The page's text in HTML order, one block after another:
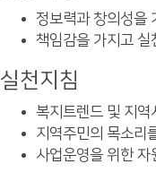
정보력과 창의성을
책임감을 가지고 실
실천지침
복지트렌드 및 지역
지역주민의 목소리
사업운영을 위한 자